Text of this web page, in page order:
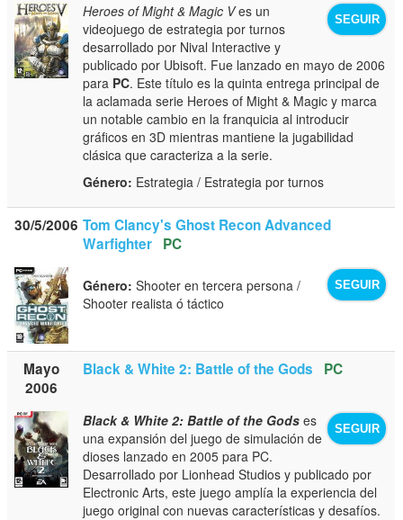
SEGUIR
Heroes of Might & Magic Ves un
videojuego de estrategia por turnos
desarrollado por Nival Interactive y
publicado por Ubisoft. Fue lanzado en mayo de 2006
para PC. Este título es la quinta entrega principal de
la aclamada serie Heroes of Might & Magic y marca
un notable cambio en la franquicia al introducir
gráficos en 3D mientras mantiene la jugabilidad
clásica que caracteriza a la serie.
Género: Estrategia / Estrategia por turnos
30/5/2006 Tom Clancy's Ghost Recon Advanced
Warfighter PC
SEGUIR
Género: Shooter en tercera persona /
Shooter realista ó táctico
Mayo
2006
Black & White 2: Battle of the Gods PC
SEGUIR
Black & White 2: Battle of the Gods es
una expansión del juego de simulación de
dioses lanzado en 2005 para PC.
Desarrollado por Lionhead Studios y publicado por
Electronic Arts, este juego amplía la experiencia del
juego original con nuevas características y desafíos.